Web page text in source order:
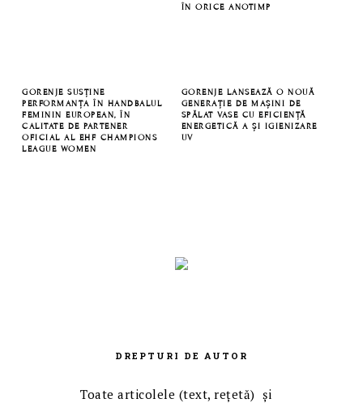
ÎN ORICE ANOTIMP
GORENJE SUSȚINE
PERFORMANȚA ÎN HANDBALUL
FEMININ EUROPEAN, ÎN
CALITATE DE PARTENER
OFICIAL AL EHF CHAMPIONS
LEAGUE WOMEN
GORENJE LANSEAZĂ O NOUĂ
GENERAȚIE DE MAȘINI DE
SPĂLAT VASE CU EFICIENȚĂ
ENERGETICĂ A ȘI IGIENIZARE
UV
DREPTURI DE AUTOR
Toate articolele (text, reţetă) și